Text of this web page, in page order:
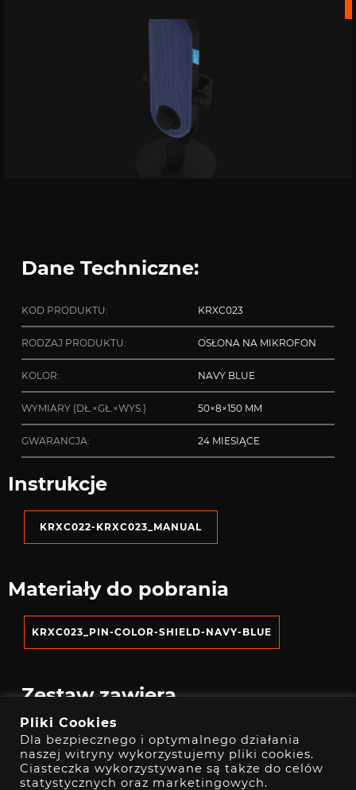
Dane Techniczne:
KOD PRODUKTU: KRXC023
RODZAJ PRODUKTU: OSŁONA NA MIKROFON
KOLOR: NAVY BLUE
WYMIARY (DŁ.×GŁ.×WYS.) 50×8×150 MM
GWARANCJA: 24 MIESIĄCE
Instrukcje
KRXC022-KRXC023_MANUAL
Materiały do pobrania
KRXC023_PIN-COLOR-SHIELD-NAVY-BLUE
Zestaw zawiera
1× KRUX PIN COLOR SHIELD NAVY BLUE
1× INSTRUKCJA OBSŁUGI
Pliki Cookies
Dla bezpiecznego i optymalnego działania
naszej witryny wykorzystujemy pliki cookies.
Ciasteczka wykorzystywane są także do celów
statystycznych oraz marketingowych.